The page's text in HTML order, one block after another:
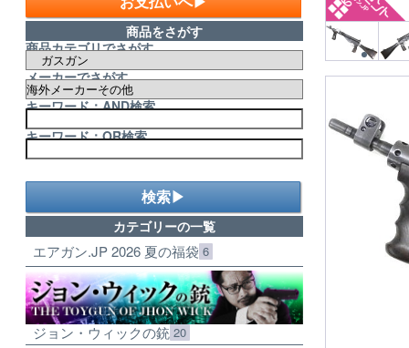
商品をさがす
商品カテゴリでさがす
メーカーでさがす
キーワード：AND検索
キーワード：OR検索
検索▶
カテゴリーの一覧
エアガン.JP 2026 夏の福袋 6
ジョン・ウィックの銃 20